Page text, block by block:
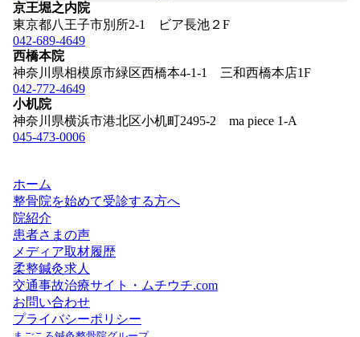
京王堀之内院
東京都八王子市別所2-1 ビア長池２F
042-689-4649
西橋本院
神奈川県相模原市緑区西橋本4-1-1 三和西橋本店1F
042-772-4649
小机院
神奈川県横浜市港北区小机町2495-2 ma piece 1-A
045-473-0006
ホーム
整骨院を始めて受診する方へ
院紹介
患者さまの声
メディア取材履歴
柔整鍼灸求人
交通事故治療サイト・ムチウチ.com
お問い合わせ
プライバシーポリシー